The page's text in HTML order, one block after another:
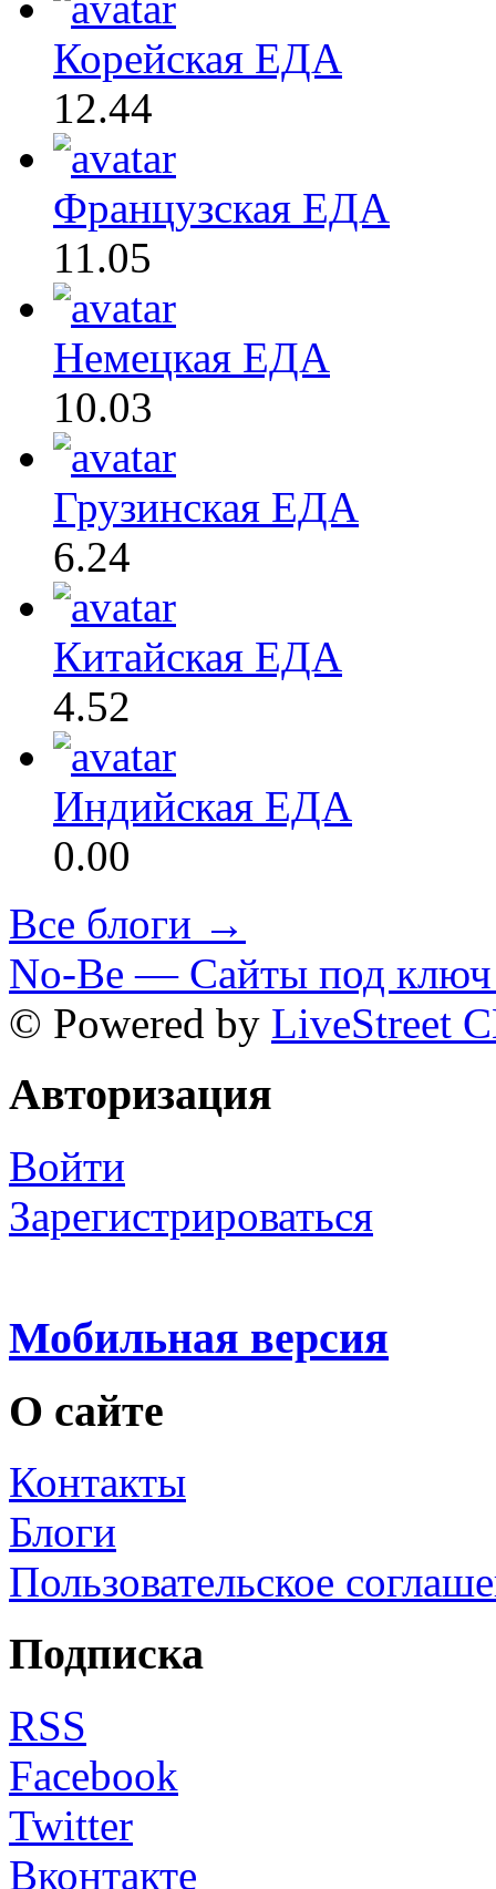
Корейская ЕДА
12.44
Французская ЕДА
11.05
Немецкая ЕДА
10.03
Грузинская ЕДА
6.24
Китайская ЕДА
4.52
Индийская ЕДА
0.00
Все блоги →
No-Be — Сайты под ключ
© Powered by LiveStreet
Авторизация
Войти
Зарегистрироваться
Мобильная версия
О сайте
Контакты
Блоги
Пользовательское
Подписка
RSS
Facebook
Twitter
Вконтакте